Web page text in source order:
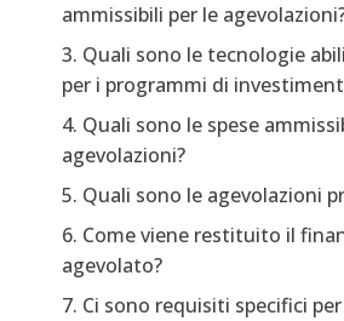
ammissibili per le
3. Quali sono le tecnologie
per i programmi di
4. Quali sono le spese
agevolazioni?
5. Quali sono le agevolazioni
6. Come viene restituito il
agevolato?
7. Ci sono requisiti specifici